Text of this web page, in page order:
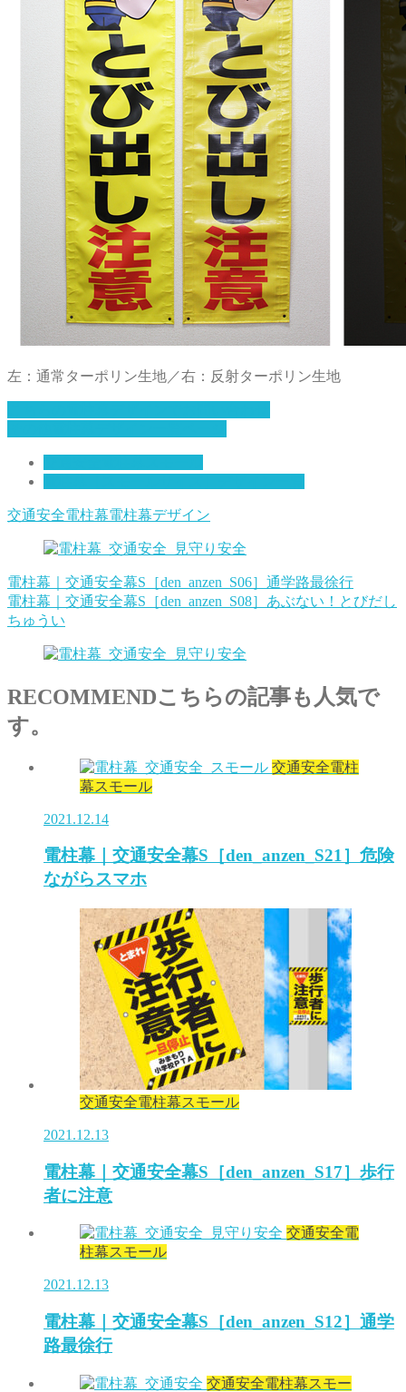
左：通常ターポリン生地／右：反射ターポリン生地
交通安全電柱幕電柱幕デザイン
電柱幕｜交通安全幕S［den_anzen_S06］通学路最徐行
電柱幕｜交通安全幕S［den_anzen_S08］あぶない！とびだし
ちゅうい
RECOMMENDこちらの記事も人気で
す。
交通安全電柱
幕スモール
2021.12.14
電柱幕｜交通安全幕S［den_anzen_S21］危険
ながらスマホ
交通安全電柱幕スモール
2021.12.13
電柱幕｜交通安全幕S［den_anzen_S17］歩行
者に注意
交通安全電
柱幕スモール
2021.12.13
電柱幕｜交通安全幕S［den_anzen_S12］通学
路最徐行
交通安全電柱幕スモー